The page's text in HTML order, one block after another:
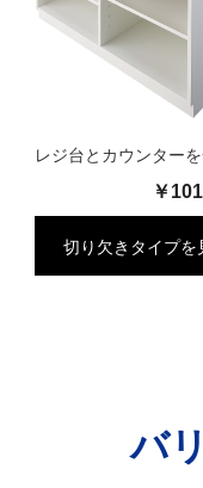
レジ台とカウンター
￥
切り欠きタイプを
バ